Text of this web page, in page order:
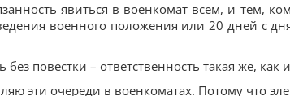
явиться в военкомат всем, и тем,
военного положения или 20 дней с
без повестки – ответственность такая же, как
эти очереди в военкоматах. Потому что